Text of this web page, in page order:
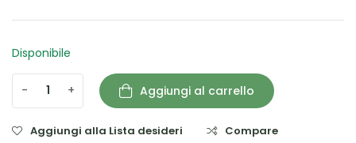
Disponibile
- + Aggiungi al carrello
Aggiungi alla Lista desideri Compare